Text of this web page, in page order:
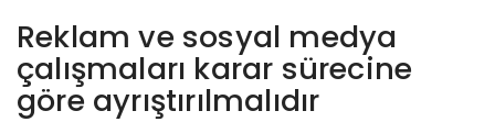
Reklam ve sosyal medya
çalışmaları karar sürecine
göre ayrıştırılmalıdır